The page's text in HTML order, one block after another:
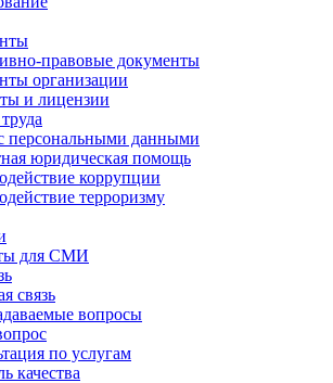
правовые документы
организации
и лицензии
персональными данными
юридическая помощь
коррупции
терроризму
для СМИ
связь
вопросы
по услугам
качества